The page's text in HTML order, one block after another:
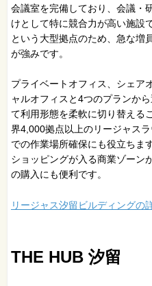
会議室を完備しており、会議・
けとして特に競合力が高い施設
という大型拠点のため、急な増
が強みです。
プライベートオフィス、シェア
ャルオフィスと4つのプランか
て利用形態を柔軟に切り替える
界4,000拠点以上のリージャス
での作業場所確保にも役立ちま
ショッピングが入る商業ゾーン
の購入にも便利です。
リージャス汐留ビルディングの
THE HUB 汐留